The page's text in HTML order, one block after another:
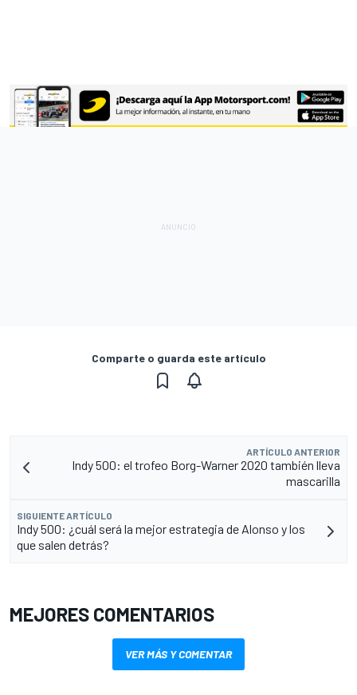
Comparte o guarda este artículo
ARTÍCULO ANTERIOR
Indy 500: el trofeo Borg-Warner 2020 también lleva
mascarilla
SIGUIENTE ARTÍCULO
Indy 500: ¿cuál será la mejor estrategia de Alonso y los
que salen detrás?
MEJORES COMENTARIOS
VER MÁS Y COMENTAR